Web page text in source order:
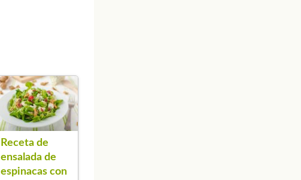
Receta de
ensalada de
espinacas con